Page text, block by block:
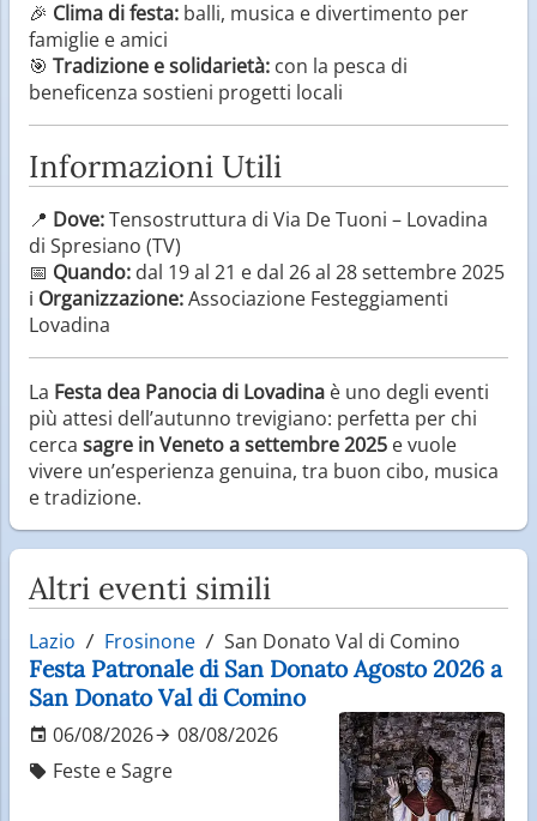
🎉 Clima di festa: balli, musica e divertimento per
famiglie e amici
🎯 Tradizione e solidarietà: con la pesca di
beneficenza sostieni progetti locali
Informazioni Utili
📍 Dove:Tensostruttura di Via De Tuoni – Lovadina
di Spresiano (TV)
📅 Quando: dal 19 al 21 e dal 26 al 28 settembre 2025
ℹ️ Organizzazione:Associazione Festeggiamenti
Lovadina
La Festa dea Panocia di Lovadina è uno degli eventi
più attesi dell’autunno trevigiano: perfetta per chi
cerca sagre in Veneto a settembre 2025 e vuole
vivere un’esperienza genuina, tra buon cibo, musica
e tradizione.
Altri eventi simili
Lazio Frosinone San Donato Val di Comino
Festa Patronale di San Donato Agosto 2026 a
San Donato Val di Comino
06/08/2026
08/08/2026
Feste e Sagre